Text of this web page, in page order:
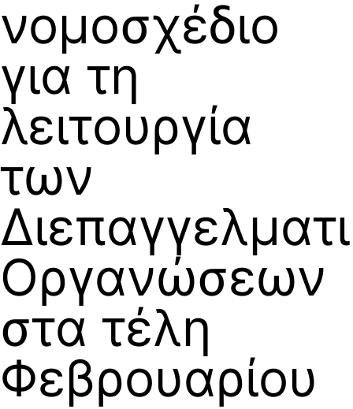
νομοσχέδιο
για τη
λειτουργία
των
Οργανώσεων
στα τέλη
Φεβρουαρίου